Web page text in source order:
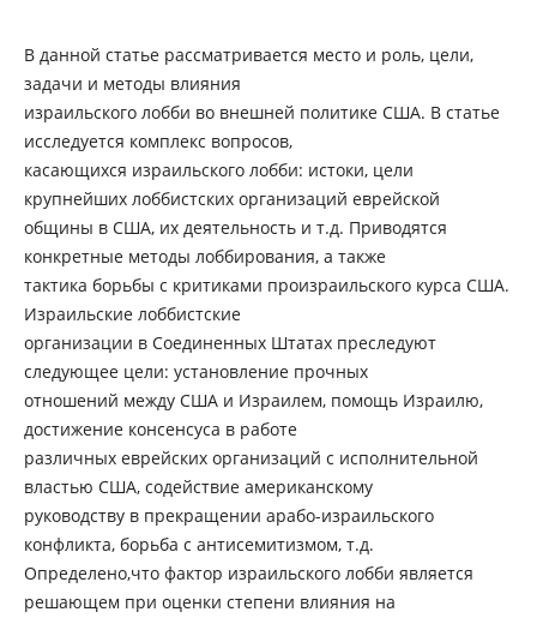
В данной статье рассматривается место и роль, цели,
задачи и методы влияния
израильского лобби во внешней политике США. В статье
исследуется комплекс вопросов,
касающихся израильского лобби: истоки, цели
крупнейших лоббистских организаций еврейской
общины в США, их деятельность и т.д. Приводятся
конкретные методы лоббирования, а также
тактика борьбы с критиками произраильского курса США.
Израильские лоббистские
организации в Соединенных Штатах преследуют
следующее цели: установление прочных
отношений между США и Израилем, помощь Израилю,
достижение консенсуса в работе
различных еврейских организаций с исполнительной
властью США, содействие американскому
руководству в прекращении арабо-израильского
конфликта, борьба с антисемитизмом, т.д.
Определено,что фактор израильского лобби является
решающем при оценки степени влияния на